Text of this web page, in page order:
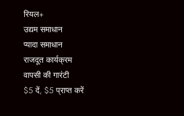
रियल+
उद्यम समाधान
प्यादा समाधान
राजदूत कार्यक्रम
वापसी की गारंटी
$5 दें, $5 प्राप्त करें